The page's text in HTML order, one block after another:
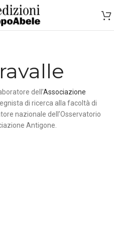
dell’Associazione
di ricerca alla facoltà di
nazionale dell’Osservatorio
Antigone.